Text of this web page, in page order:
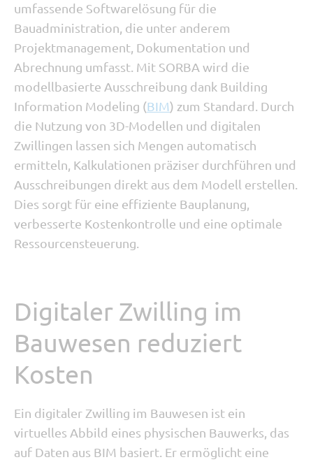
umfassende Softwarelösung für die
Bauadministration, die unter anderem
Projektmanagement, Dokumentation und
Abrechnung umfasst. Mit SORBA wird die
modellbasierte Ausschreibung dank Building
Information Modeling (BIM) zum Standard. Durch
die Nutzung von 3D-Modellen und digitalen
Zwillingen lassen sich Mengen automatisch
ermitteln, Kalkulationen präziser durchführen und
Ausschreibungen direkt aus dem Modell erstellen.
Dies sorgt für eine effiziente Bauplanung,
verbesserte Kostenkontrolle und eine optimale
Ressourcensteuerung.
Digitaler Zwilling im
Bauwesen reduziert
Kosten
Ein digitaler Zwilling im Bauwesen ist ein
virtuelles Abbild eines physischen Bauwerks, das
auf Daten aus BIM basiert. Er ermöglicht eine